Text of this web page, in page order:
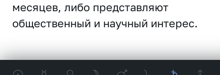
месяцев, либо представляют
общественный и научный интерес.